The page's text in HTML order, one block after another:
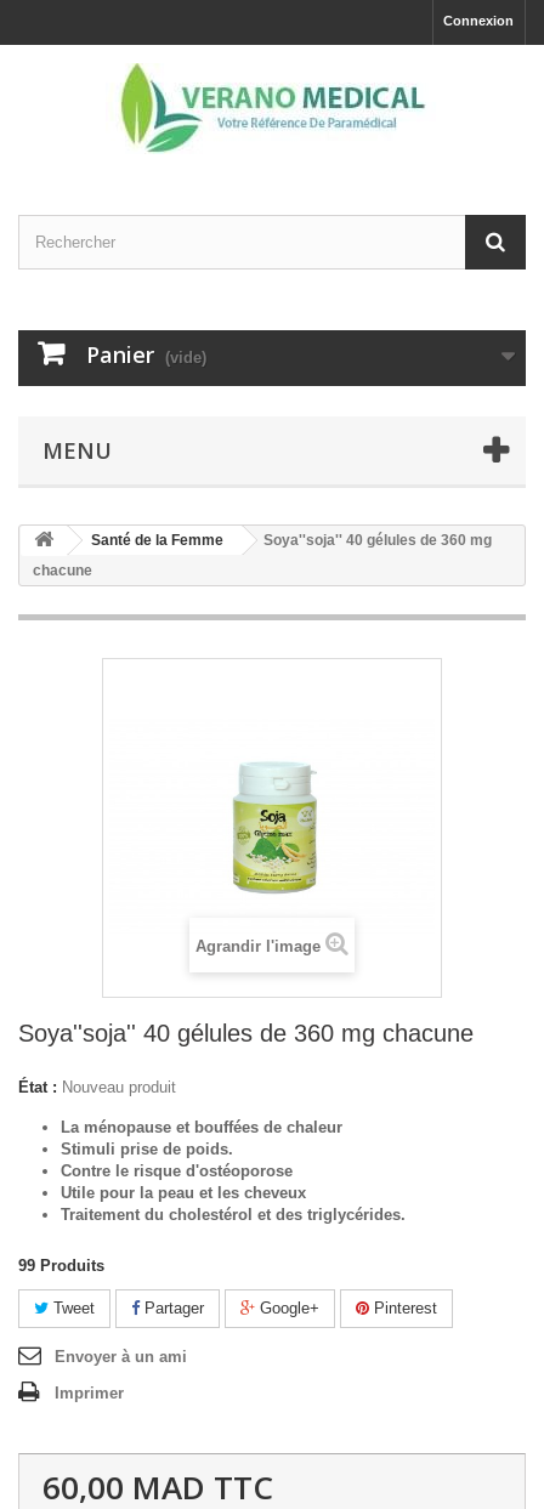
Connexion
Panier (vide)
MENU
Santé de la Femme
Soya''soja'' 40 gélules de 360 mg
chacune
Agrandir l'image
Soya''soja'' 40 gélules de 360 mg chacune
État : Nouveau produit
La ménopause et bouffées de chaleur
Stimuli prise de poids.
Contre le risque d'ostéoporose
Utile pour la peau et les cheveux
Traitement du cholestérol et des triglycérides.
99 Produits
Tweet Partager Google+ Pinterest
Envoyer à un ami
Imprimer
60,00 MAD TTC